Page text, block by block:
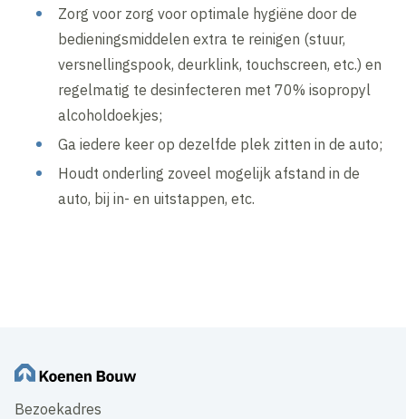
Zorg voor zorg voor optimale hygiëne door de
bedieningsmiddelen extra te reinigen (stuur,
versnellingspook, deurklink, touchscreen, etc.) en
regelmatig te desinfecteren met 70% isopropyl
alcoholdoekjes;
Ga iedere keer op dezelfde plek zitten in de auto;
Houdt onderling zoveel mogelijk afstand in de
auto, bij in- en uitstappen, etc.
Bezoekadres